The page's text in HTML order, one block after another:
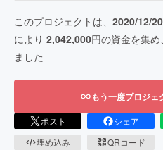
このプロジェクトは、 2020/12/20
により 2,042,000円の資金を集め
ました
もう一度プロジ
ポスト シェア
埋め込み
QRコード